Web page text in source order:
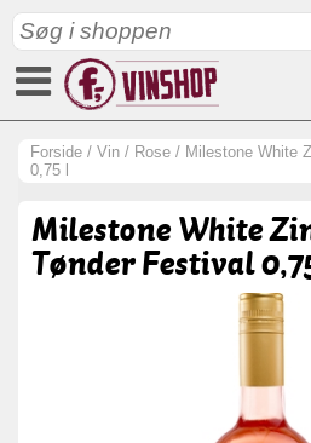
Forside / Vin / Rose / Milestone White
0,75 l
Milestone White
Tønder Festival